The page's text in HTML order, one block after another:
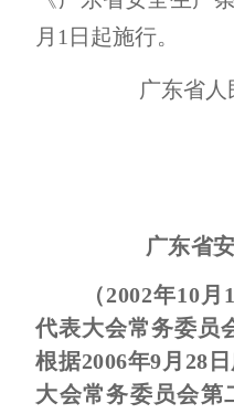
月1日起施行。
广东省
广东省
（2002年10月
代表大会常务委员
根据2006年9月28
大会常务委员会第